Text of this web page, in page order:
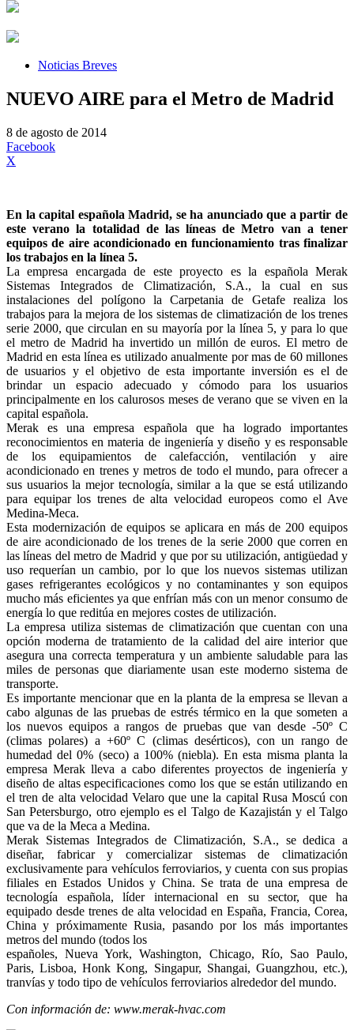
Noticias Breves
NUEVO AIRE para el Metro de Madrid
8 de agosto de 2014
Facebook
X
En la capital española Madrid, se ha anunciado que a partir de
este verano la totalidad de las líneas de Metro van a tener
equipos de aire acondicionado en funcionamiento tras finalizar
los trabajos en la línea 5.
La empresa encargada de este proyecto es la española Merak
Sistemas Integrados de Climatización, S.A., la cual en sus
instalaciones del polígono la Carpetania de Getafe realiza los
trabajos para la mejora de los sistemas de climatización de los trenes
serie 2000, que circulan en su mayoría por la línea 5, y para lo que
el metro de Madrid ha invertido un millón de euros. El metro de
Madrid en esta línea es utilizado anualmente por mas de 60 millones
de usuarios y el objetivo de esta importante inversión es el de
brindar un espacio adecuado y cómodo para los usuarios
principalmente en los calurosos meses de verano que se viven en la
capital española.
Merak es una empresa española que ha logrado importantes
reconocimientos en materia de ingeniería y diseño y es responsable
de los equipamientos de calefacción, ventilación y aire
acondicionado en trenes y metros de todo el mundo, para ofrecer a
sus usuarios la mejor tecnología, similar a la que se está utilizando
para equipar los trenes de alta velocidad europeos como el Ave
Medina-Meca.
Esta modernización de equipos se aplicara en más de 200 equipos
de aire acondicionado de los trenes de la serie 2000 que corren en
las líneas del metro de Madrid y que por su utilización, antigüedad y
uso requerían un cambio, por lo que los nuevos sistemas utilizan
gases refrigerantes ecológicos y no contaminantes y son equipos
mucho más eficientes ya que enfrían más con un menor consumo de
energía lo que reditúa en mejores costes de utilización.
La empresa utiliza sistemas de climatización que cuentan con una
opción moderna de tratamiento de la calidad del aire interior que
asegura una correcta temperatura y un ambiente saludable para las
miles de personas que diariamente usan este moderno sistema de
transporte.
Es importante mencionar que en la planta de la empresa se llevan a
cabo algunas de las pruebas de estrés térmico en la que someten a
los nuevos equipos a rangos de pruebas que van desde -50º C
(climas polares) a +60º C (climas desérticos), con un rango de
humedad del 0% (seco) a 100% (niebla). En esta misma planta la
empresa Merak lleva a cabo diferentes proyectos de ingeniería y
diseño de altas especificaciones como los que se están utilizando en
el tren de alta velocidad Velaro que une la capital Rusa Moscú con
San Petersburgo, otro ejemplo es el Talgo de Kazajistán y el Talgo
que va de la Meca a Medina.
Merak Sistemas Integrados de Climatización, S.A., se dedica a
diseñar, fabricar y comercializar sistemas de climatización
exclusivamente para vehículos ferroviarios, y cuenta con sus propias
filiales en Estados Unidos y China. Se trata de una empresa de
tecnología española, líder internacional en su sector, que ha
equipado desde trenes de alta velocidad en España, Francia, Corea,
China y próximamente Rusia, pasando por los más importantes
metros del mundo (todos los
españoles, Nueva York, Washington, Chicago, Río, Sao Paulo,
Paris, Lisboa, Honk Kong, Singapur, Shangai, Guangzhou, etc.),
tranvías y todo tipo de vehículos ferroviarios alrededor del mundo.
Con información de: www.merak-hvac.com